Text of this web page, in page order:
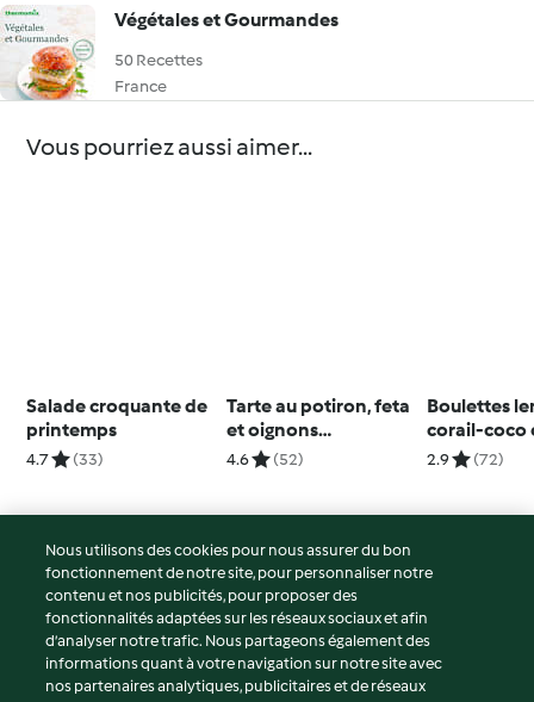
Végétales et Gourmandes
50 Recettes
France
Vous pourriez aussi aimer...
Salade croquante de
printemps
4.7 (33)
Tarte au potiron, feta
et oignons
caramélisés
4.6 (52)
Boulettes
corail-coco
tomate
2.9 (72)
© Copyright 2026
Conditions d'utilisation
Politique de confidentialité
Non-responsabilité
Nous utilisons des cookies pour nous assurer du bon
fonctionnement de notre site, pour personnaliser notre
contenu et nos publicités, pour proposer des
fonctionnalités adaptées sur les réseaux sociaux et afin
d’analyser notre trafic. Nous partageons également des
informations quant à votre navigation sur notre site avec
nos partenaires analytiques, publicitaires et de réseaux